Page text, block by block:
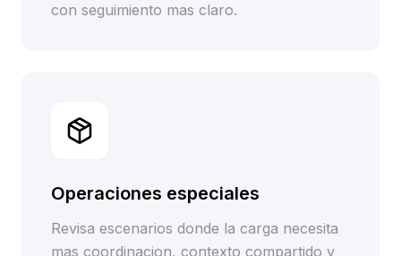
con seguimiento mas claro.
Operaciones especiales
Revisa escenarios donde la carga necesita
mas coordinacion, contexto compartido y